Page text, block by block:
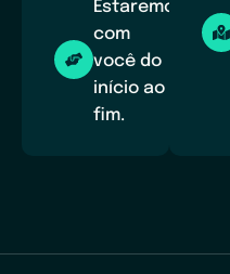
Estaremos
com
você do
início ao
fim.